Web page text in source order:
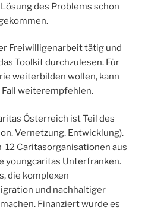
des Problems schon
Freiwilligenarbeit tätig und
Toolkit durchzulesen. Für
weiterbilden wollen, kann
Fall weiterempfehlen.
Österreich ist Teil des
Vernetzung. Entwicklung).
Caritasorganisationen aus
youngcaritas Unterfranken.
die komplexen
und nachhaltiger
Finanziert wurde es